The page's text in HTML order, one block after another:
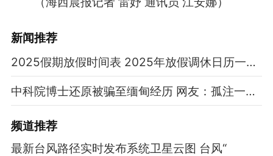
新闻推荐
2025假期放假时间表 2025年放假调休日历一览表
中科院博士还原被骗至缅甸经历 网友：孤注一掷现实版
频道推荐
最新台风路径实时发布系统卫星云图 台风“